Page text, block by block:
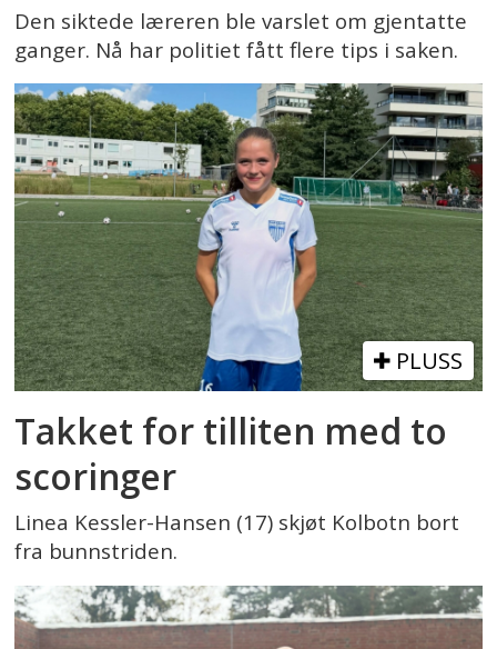
Den siktede læreren ble varslet om gjentatte
ganger. Nå har politiet fått flere tips i saken.
PLUSS
Takket for tilliten med to
scoringer
Linea Kessler-Hansen (17) skjøt Kolbotn bort
fra bunnstriden.